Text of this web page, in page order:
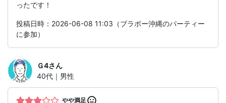
ったです！
投稿日時：2026-06-08 11:03（ブラボー沖縄のパーティー
に参加）
Ｇ4さん
40代｜男性
やや満足